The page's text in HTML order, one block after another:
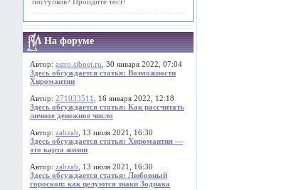
На форуме
Автор: astro.sibnet.ru , 30 января 2022, 07:04
Здесь обсуждается статья: Возможности
Хиромантии
Автор: 271033511
, 16 января 2022, 12:18
Здесь обсуждается статья: Как рассчитать
личное денежное число
Автор: zabzab , 13 июля 2021, 16:30
Здесь обсуждается статья: Хиромантия —
это карта жизни
Автор: zabzab , 13 июля 2021, 16:30
Здесь обсуждается статья: Любовный
гороскоп: как целуются знаки Зодиака